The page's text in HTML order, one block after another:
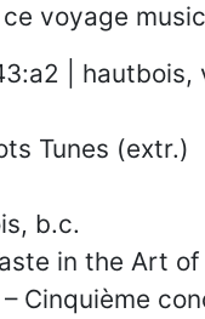
voyage
|
Tunes (extr.)
b.c.
in the Art
Cinquième